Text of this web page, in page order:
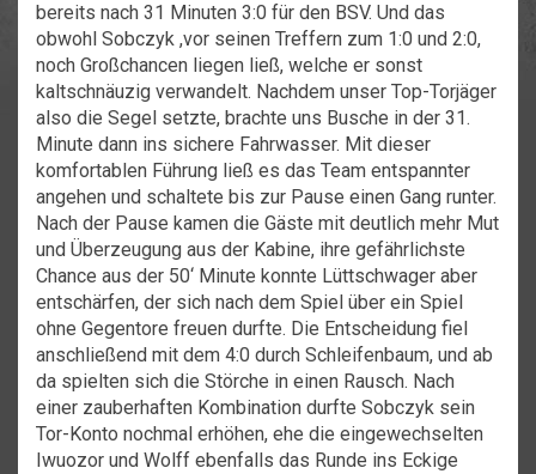
bereits nach 31 Minuten 3:0 für den BSV. Und das
obwohl Sobczyk ,vor seinen Treffern zum 1:0 und 2:0,
noch Großchancen liegen ließ, welche er sonst
kaltschnäuzig verwandelt. Nachdem unser Top-Torjäger
also die Segel setzte, brachte uns Busche in der 31.
Minute dann ins sichere Fahrwasser. Mit dieser
komfortablen Führung ließ es das Team entspannter
angehen und schaltete bis zur Pause einen Gang runter.
Nach der Pause kamen die Gäste mit deutlich mehr Mut
und Überzeugung aus der Kabine, ihre gefährlichste
Chance aus der 50‘ Minute konnte Lüttschwager aber
entschärfen, der sich nach dem Spiel über ein Spiel
ohne Gegentore freuen durfte. Die Entscheidung fiel
anschließend mit dem 4:0 durch Schleifenbaum, und ab
da spielten sich die Störche in einen Rausch. Nach
einer zauberhaften Kombination durfte Sobczyk sein
Tor-Konto nochmal erhöhen, ehe die eingewechselten
Iwuozor und Wolff ebenfalls das Runde ins Eckige